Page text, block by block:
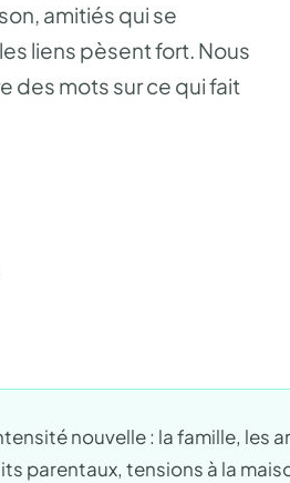
amitiés qui se
liens pèsent fort. Nous
des mots sur ce qui fait
nouvelle : la famille,
parentaux, tensions à la